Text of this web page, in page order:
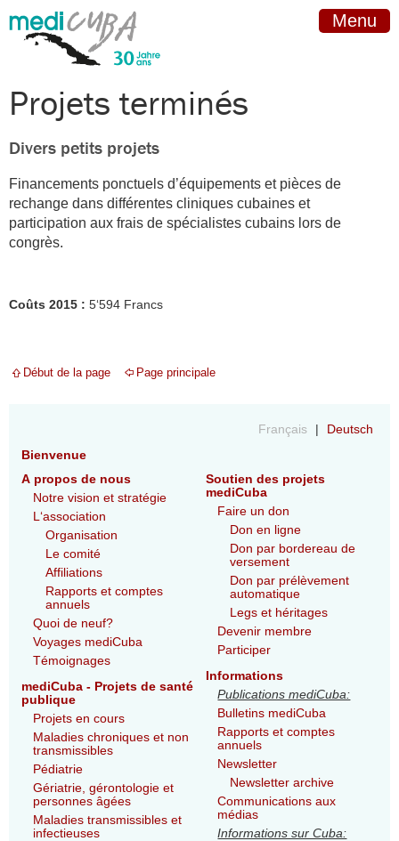
Menu
Projets terminés
Divers petits projets
Financements ponctuels d’équipements et pièces de
rechange dans différentes cliniques cubaines et
participation aux frais de spécialistes cubains lors de
congrès.
Coûts 2015 : 5‘594 Francs
Début de la page Page principale
Français
Deutsch
Bienvenue
A propos de nous
Notre vision et stratégie
L‘association
Organisation
Le comité
Affiliations
Rapports et comptes
annuels
Quoi de neuf?
Voyages mediCuba
Témoignages
mediCuba - Projets de santé
publique
Projets en cours
Maladies chroniques et non
transmissibles
Pédiatrie
Gériatrie, gérontologie et
personnes âgées
Maladies transmissibles et
infectieuses
Soutien des projets
mediCuba
Faire un don
Don en ligne
Don par bordereau de
versement
Don par prélèvement
automatique
Legs et héritages
Devenir membre
Participer
Informations
Publications mediCuba:
Bulletins mediCuba
Rapports et comptes
annuels
Newsletter
Newsletter archive
Communications aux
médias
Informations sur Cuba: